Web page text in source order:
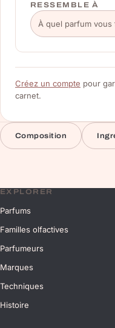
RESSEMBLE À
Créez un compte pour
carnet.
Composition
EXPLORER
Parfums
Familles olfactives
Parfumeurs
Marques
Techniques
Histoire